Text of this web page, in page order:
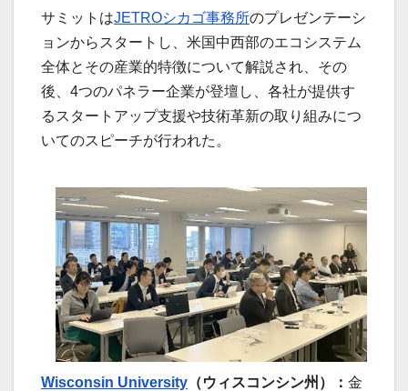
サミットはJETROシカゴ事務所のプレゼンテーシ
ョンからスタートし、米国中西部のエコシステム
全体とその産業的特徴について解説され、その
後、4つのパネラー企業が登壇し、各社が提供す
るスタートアップ支援や技術革新の取り組みにつ
いてのスピーチが行われた。
Wisconsin University （ウィスコンシン州）： 金